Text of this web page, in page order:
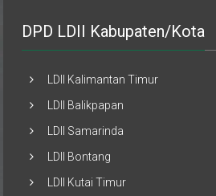
LDII Samarinda
LDII Kutai Timur